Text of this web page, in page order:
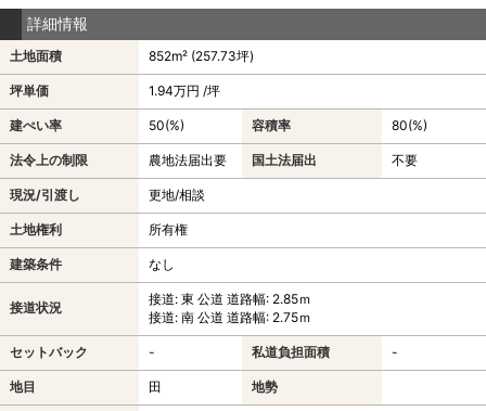
詳細情報
土地面積 852m² (257.73坪)
坪単価 1.94万円 /坪
建ぺい率 50(%) 容積率 80(%)
法令上の制限 農地法届出要 国土法届出 不要
現況/引渡し 更地/相談
土地権利 所有権
建築条件 なし
接道状況
接道: 東 公道 道路幅: 2.85ｍ
接道: 南 公道 道路幅: 2.75ｍ
セットバック - 私道負担面積 -
地目 田 地勢